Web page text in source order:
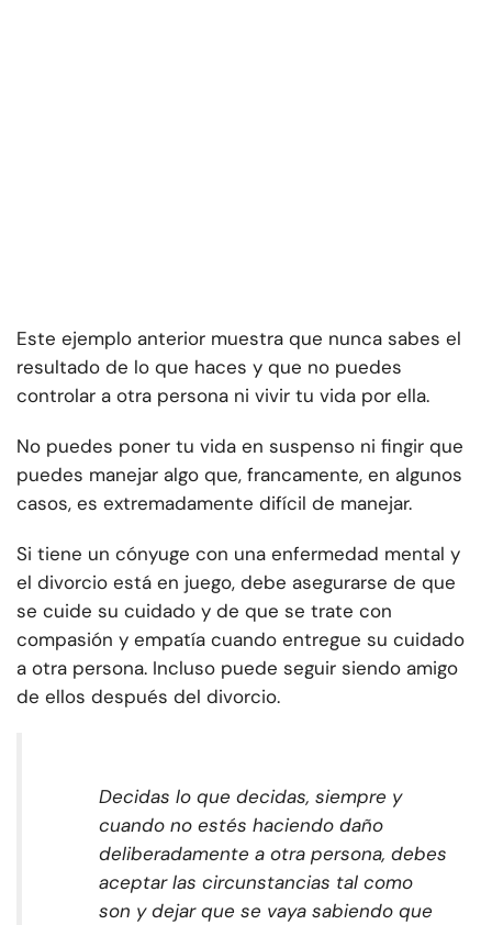
Este ejemplo anterior muestra que nunca sabes el
resultado de lo que haces y que no puedes
controlar a otra persona ni vivir tu vida por ella.
No puedes poner tu vida en suspenso ni fingir que
puedes manejar algo que, francamente, en algunos
casos, es extremadamente difícil de manejar.
Si tiene un cónyuge con una enfermedad mental y
el divorcio está en juego, debe asegurarse de que
se cuide su cuidado y de que se trate con
compasión y empatía cuando entregue su cuidado
a otra persona. Incluso puede seguir siendo amigo
de ellos después del divorcio.
Decidas lo que decidas, siempre y
cuando no estés haciendo daño
deliberadamente a otra persona, debes
aceptar las circunstancias tal como
son y dejar que se vaya sabiendo que